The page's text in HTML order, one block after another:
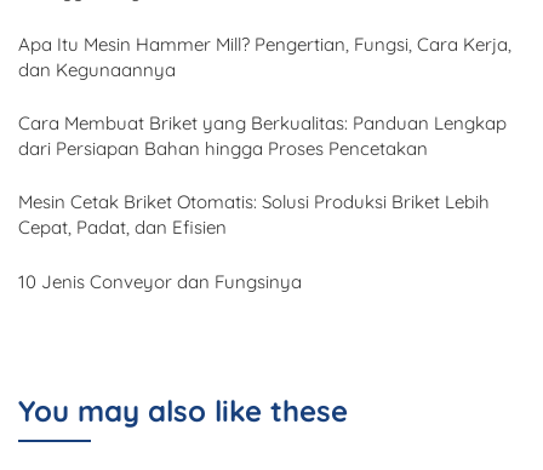
Apa Itu Mesin Hammer Mill? Pengertian, Fungsi, Cara Kerja,
dan Kegunaannya
Cara Membuat Briket yang Berkualitas: Panduan Lengkap
dari Persiapan Bahan hingga Proses Pencetakan
Mesin Cetak Briket Otomatis: Solusi Produksi Briket Lebih
Cepat, Padat, dan Efisien
10 Jenis Conveyor dan Fungsinya
You may also like these